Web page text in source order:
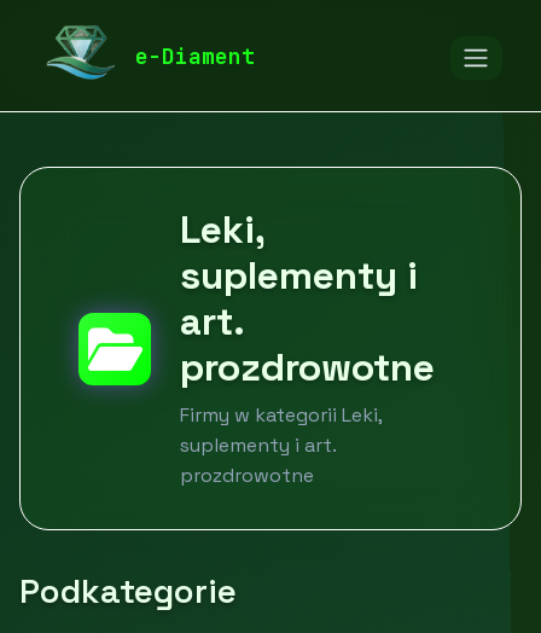
e-Diament
diamentspa.pl
Leki, suplementy i art. prozdrowotne
Leki,
suplementy i
art.
prozdrowotne
Firmy w kategorii Leki,
suplementy i art.
prozdrowotne
Podkategorie